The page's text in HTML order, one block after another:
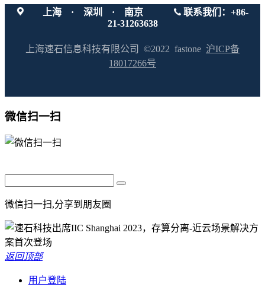
上海 · 深圳 · 南京
联系我们：+86-
21-31263638
上海速石信息科技有限公司 ©2022 fastone 沪ICP备
18017266号
微信扫一扫
微信扫一扫,分享到朋友圈
返回顶部
用户登陆